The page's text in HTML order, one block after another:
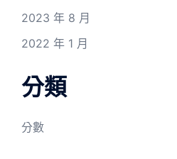
2023 年 8 月
2022 年 1 月
分類
分數